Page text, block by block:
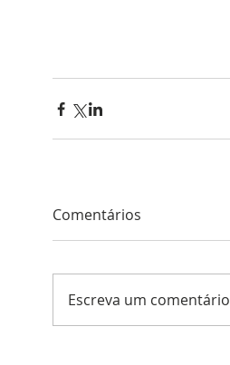
Comentários
Escreva um comentário